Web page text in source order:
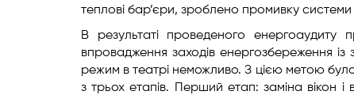
теплові бар’єри, зроблено промивку системи
В результаті проведеного
впровадження заходів енергозбереження
режим в театрі неможливо. З цією метою
з трьох етапів. Перший етап: заміна вікон